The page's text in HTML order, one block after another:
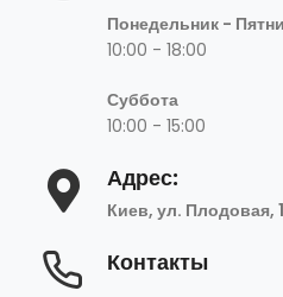
Понедельник -
10:00 - 18:00
Суббота
10:00 - 15:00
Адрес:
Киев, ул. Плодовая,
+38 (067) 547-25-74
Контакты